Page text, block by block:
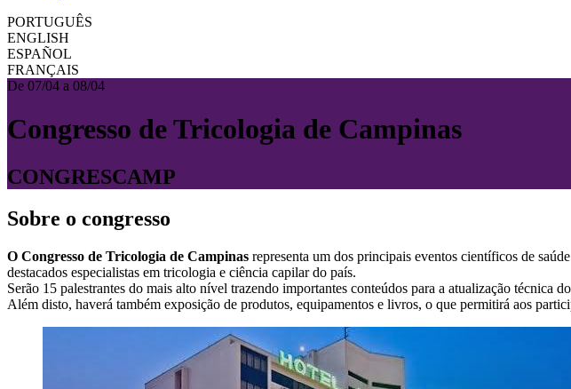
PORTUGUÊS
ENGLISH
ESPAÑOL
FRANÇAIS
De 07/04 a 08/04
Congresso de Tricologia de Campinas
CONGRESCAMP
Sobre o congresso
O Congresso de Tricologia de Campinas representa um dos principais eventos científicos de
destacados especialistas em tricologia e ciência capilar do país.
Serão 15 palestrantes do mais alto nível trazendo importantes conteúdos para a atualização técnica
Além disto, haverá também exposição de produtos, equipamentos e livros, o que permitirá aos